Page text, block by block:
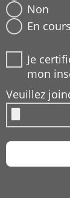
Non
En cours
Je
mon
Veuillez